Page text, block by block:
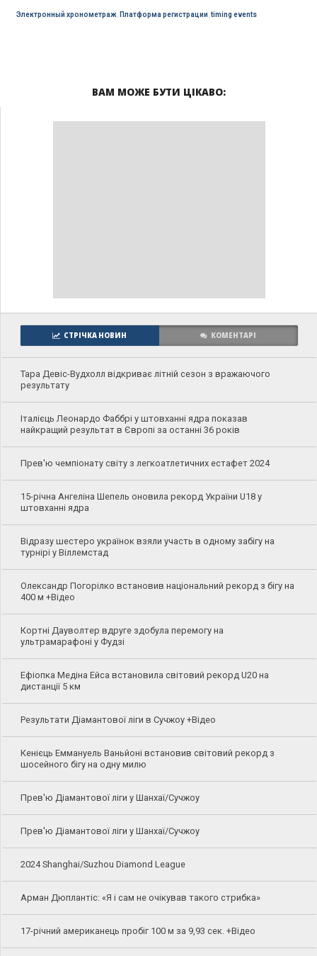
Электронный хронометраж, Платформа регистрации timing events
ВАМ МОЖЕ БУТИ ЦІКАВО:
СТРІЧКА НОВИН КОМЕНТАРІ
Тара Девіс-Вудхолл відкриває літній сезон з вражаючого
результату
Італієць Леонардо Фаббрі у штовханні ядра показав
найкращий результат в Європі за останні 36 років
Прев'ю чемпіонату світу з легкоатлетичних естафет 2024
15-річна Ангеліна Шепель оновила рекорд України U18 у
штовханні ядра
Відразу шестеро українок взяли участь в одному забігу на
турнірі у Віллемстад
Олександр Погорілко встановив національний рекорд з бігу на
400 м +Відео
Кортні Дауволтер вдруге здобула перемогу на
ультрамарафоні у Фудзі
Ефіопка Медіна Ейса встановила світовий рекорд U20 на
дистанції 5 км
Результати Діамантової ліги в Сучжоу +Відео
Кенієць Еммануель Ваньйоні встановив світовий рекорд з
шосейного бігу на одну милю
Прев'ю Діамантової ліги у Шанхаї/Сучжоу
Прев'ю Діамантової ліги у Шанхаї/Сучжоу
2024 Shanghai/Suzhou Diamond League
Арман Дюплантіс: «Я і сам не очікував такого стрибка»
17-річний американець пробіг 100 м за 9,93 сек. +Відео